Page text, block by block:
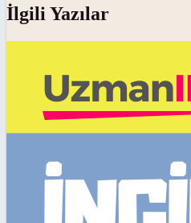
İlgili Yazılar